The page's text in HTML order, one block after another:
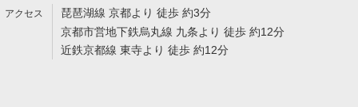
琵琶湖線 京都より 徒歩 約3分
京都市営地下鉄烏丸線 九条より 徒歩 約12分
近鉄京都線 東寺より 徒歩 約12分